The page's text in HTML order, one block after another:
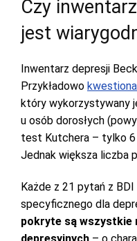
Czy
jest
Inwentarz depresji
Przykładowo
który wykorzystywany
u osób dorosłych
test Kutchera – tylko 6
Jednak większa liczba
Każde z 21 pytań z
specyficznego dla
pokryte są wszystkie